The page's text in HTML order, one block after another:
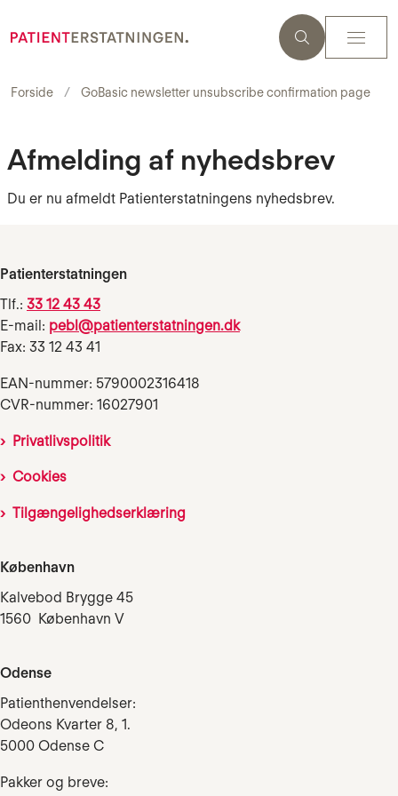
Forside GoBasic newsletter unsubscribe confirmation page
Afmelding af nyhedsbrev
Du er nu afmeldt Patienterstatningens nyhedsbrev.
Patienterstatningen
Tlf.: 33 12 43 43
E-mail: pebl@patienterstatningen.dk
Fax: 33 12 43 41
EAN-nummer: 5790002316418
CVR-nummer: 16027901
Privatlivspolitik
Cookies
Tilgængelighedserklæring
København
Kalvebod Brygge 45
1560 København V
Odense
Patienthenvendelser:
Odeons Kvarter 8, 1.
5000 Odense C
Pakker og breve: